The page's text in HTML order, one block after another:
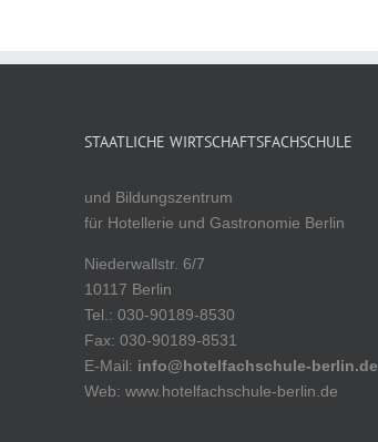
STAATLICHE WIRTSCHAFTSFACHSCHULE
und Bildungszentrum
für Hotellerie und Gastronomie Berlin
Niederwallstr. 6/7
10117 Berlin
Tel.: 030-90189-8530
Fax: 030-90189-8531
E-Mail: info@hotelfachschule-berlin.de
Web: www.hotelfachschule-berlin.de